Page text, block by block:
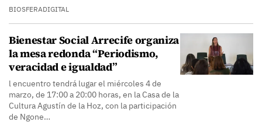
BIOSFERADIGITAL
Bienestar Social Arrecife organiza
la mesa redonda “Periodismo,
veracidad e igualdad”
l encuentro tendrá lugar el miércoles 4 de
marzo, de 17:00 a 20:00 horas, en la Casa de la
Cultura Agustín de la Hoz, con la participación
de Ngone…